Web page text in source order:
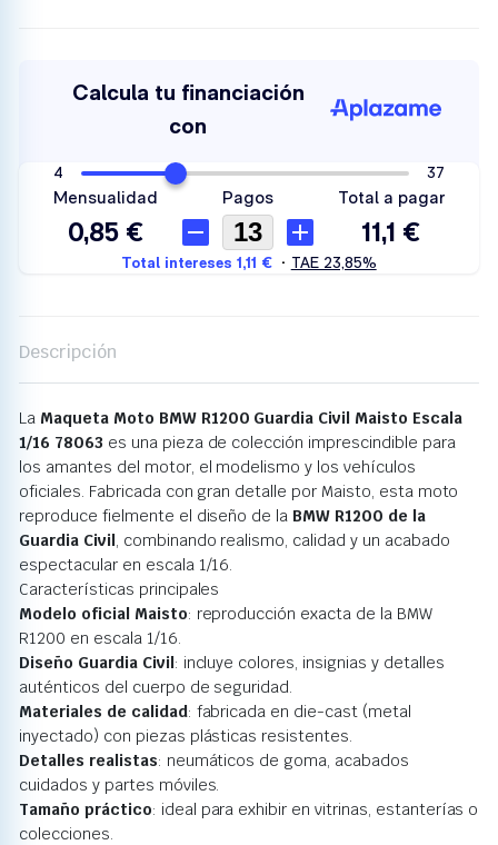
Descripción
La Maqueta Moto BMW R1200 Guardia Civil Maisto Escala
1/16 78063 es una pieza de colección imprescindible para
los amantes del motor, el modelismo y los vehículos
oficiales. Fabricada con gran detalle por Maisto, esta moto
reproduce fielmente el diseño de la BMW R1200 de la
Guardia Civil, combinando realismo, calidad y un acabado
espectacular en escala 1/16.
Características principales
Modelo oficial Maisto: reproducción exacta de la BMW
R1200 en escala 1/16.
Diseño Guardia Civil: incluye colores, insignias y detalles
auténticos del cuerpo de seguridad.
Materiales de calidad: fabricada en die-cast (metal
inyectado) con piezas plásticas resistentes.
Detalles realistas: neumáticos de goma, acabados
cuidados y partes móviles.
Tamaño práctico: ideal para exhibir en vitrinas, estanterías o
colecciones.